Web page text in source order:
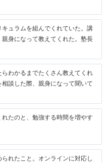
ュラムを組んでくれていた。講
身になって教えてくれた。塾長
わかるまでたくさん教えてくれ
談した際、親身になって聞いて
たのと、勉強する時間を増やす
れたこと。オンラインに対応し